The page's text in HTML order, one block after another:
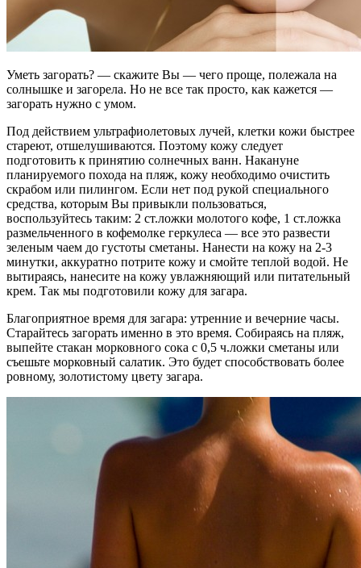
Уметь загорать? — скажите Вы — чего проще, полежала на
солнышке и загорела. Но не все так просто, как кажется —
загорать нужно с умом.
Под действием ультрафиолетовых лучей, клетки кожи быстрее
стареют, отшелушиваются. Поэтому кожу следует
подготовить к принятию солнечных ванн. Накануне
планируемого похода на пляж, кожу необходимо очистить
скрабом или пилингом. Если нет под рукой специального
средства, которым Вы привыкли пользоваться,
воспользуйтесь таким: 2 ст.ложки молотого кофе, 1 ст.ложка
размельченного в кофемолке геркулеса — все это развести
зеленым чаем до густоты сметаны. Нанести на кожу на 2-3
минутки, аккуратно потрите кожу и смойте теплой водой. Не
вытираясь, нанесите на кожу увлажняющий или питательный
крем. Так мы подготовили кожу для загара.
Благоприятное время для загара: утренние и вечерние часы.
Старайтесь загорать именно в это время. Собираясь на пляж,
выпейте стакан морковного сока с 0,5 ч.ложки сметаны или
съешьте морковный салатик. Это будет способствовать более
ровному, золотистому цвету загара.